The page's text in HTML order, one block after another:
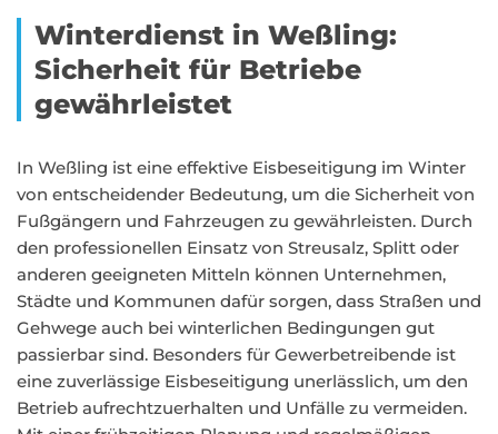
Winterdienst in Weßling:
Sicherheit für Betriebe
gewährleistet
In Weßling ist eine effektive Eisbeseitigung im Winter
von entscheidender Bedeutung, um die Sicherheit von
Fußgängern und Fahrzeugen zu gewährleisten. Durch
den professionellen Einsatz von Streusalz, Splitt oder
anderen geeigneten Mitteln können Unternehmen,
Städte und Kommunen dafür sorgen, dass Straßen und
Gehwege auch bei winterlichen Bedingungen gut
passierbar sind. Besonders für Gewerbetreibende ist
eine zuverlässige Eisbeseitigung unerlässlich, um den
Betrieb aufrechtzuerhalten und Unfälle zu vermeiden.